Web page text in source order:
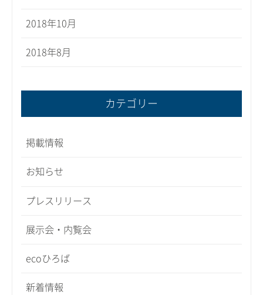
2018年10月
2018年8月
カテゴリー
掲載情報
お知らせ
プレスリリース
展示会・内覧会
ecoひろば
新着情報